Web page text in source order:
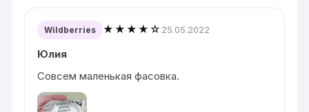
Wildberries ★★★★☆ 25.05.2022
Юлия
Совсем маленькая фасовка.